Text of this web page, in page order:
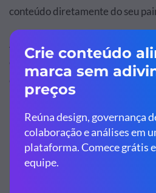
conteúdo diretamente do seu
Além do conteúdo, você pode
outros elementos do design
combinando com todos os
identidade visual da sua marca.